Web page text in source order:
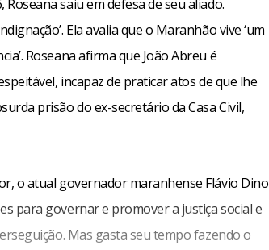
saiu em defesa de seu aliado.
Ela avalia que o Maranhão vive ‘um
Roseana afirma que João Abreu é
incapaz de praticar atos de que lhe
prisão do ex-secretário da Casa Civil,
o atual governador maranhense Flávio Dino
para governar e promover a justiça social e
Mas gasta seu tempo fazendo o